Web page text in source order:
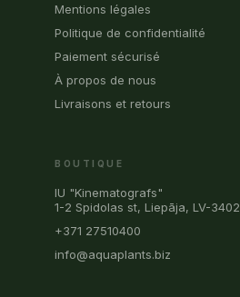
Mentions légales
Politique de confidentialité
Paiement sécurisé
À propos de nous
Livraisons et retours
BOUTIQUE
IU "Kinematografs"
1-2 Spidolas st, Liepāja, LV-3402
+371 27510400
info@aquaplants.biz